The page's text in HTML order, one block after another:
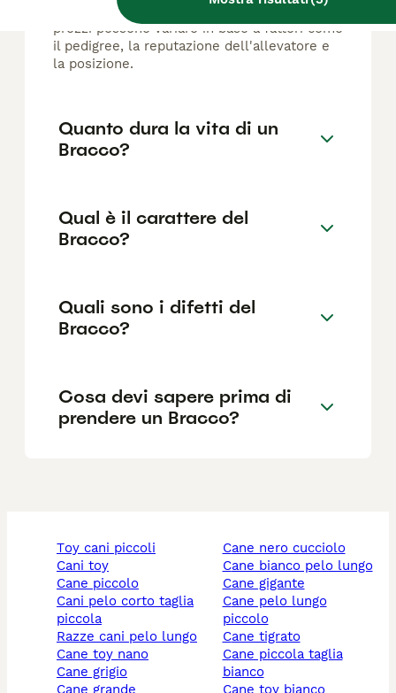
razza pura in Italia è di circa 331€ ,anche se i
prezzi possono variare in base a fattori come
il pedigree, la reputazione dell'allevatore e
la posizione.
Quanto dura la vita di un
Bracco?
Qual è il carattere del
Bracco?
Quali sono i difetti del
Bracco?
Cosa devi sapere prima di
prendere un Bracco?
toy cani piccoli
cani toy
cane piccolo
cani pelo corto taglia
piccola
razze cani pelo lungo
cane toy nano
cane grigio
cane nero cucciolo
cane bianco pelo lungo
cane gigante
cane pelo lungo
piccolo
cane tigrato
cane piccola taglia
bianco